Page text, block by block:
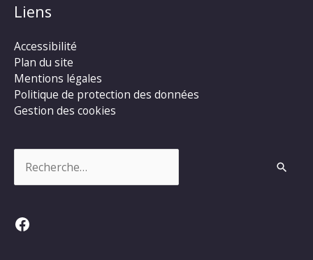
Liens
Accessibilité
Plan du site
Mentions légales
Politique de protection des données
Gestion des cookies
Facebook